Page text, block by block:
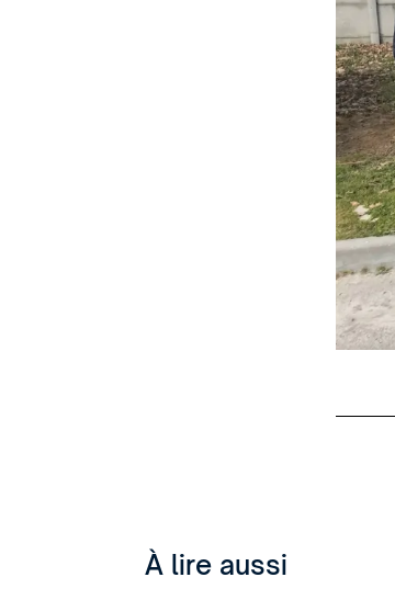
À lire aussi